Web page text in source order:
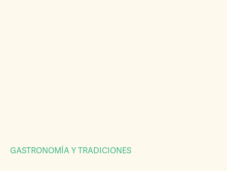
GASTRONOMÍA Y TRADICIONES